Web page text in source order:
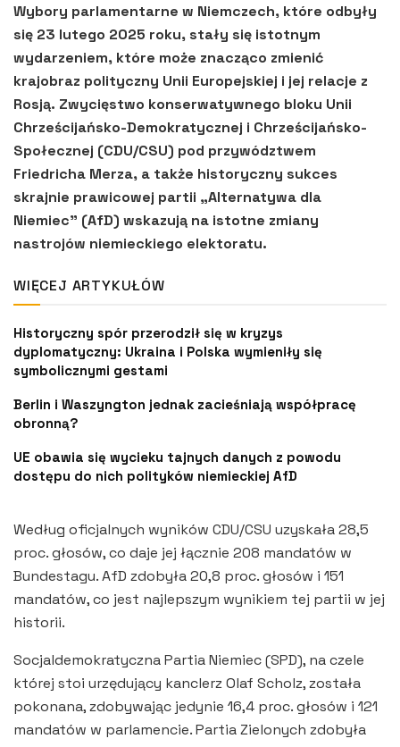
Wybory parlamentarne w Niemczech, które odbyły
się 23 lutego 2025 roku, stały się istotnym
wydarzeniem, które może znacząco zmienić
krajobraz polityczny Unii Europejskiej i jej relacje z
Rosją. Zwycięstwo konserwatywnego bloku Unii
Chrześcijańsko-Demokratycznej i Chrześcijańsko-
Społecznej (CDU/CSU) pod przywództwem
Friedricha Merza, a także historyczny sukces
skrajnie prawicowej partii „Alternatywa dla
Niemiec” (AfD) wskazują na istotne zmiany
nastrojów niemieckiego elektoratu.
WIĘCEJ ARTYKUŁÓW
Historyczny spór przerodził się w kryzys
dyplomatyczny: Ukraina i Polska wymieniły się
symbolicznymi gestami
Berlin i Waszyngton jednak zacieśniają współpracę
obronną?
UE obawia się wycieku tajnych danych z powodu
dostępu do nich polityków niemieckiej AfD
Według oficjalnych wyników CDU/CSU uzyskała 28,5
proc. głosów, co daje jej łącznie 208 mandatów w
Bundestagu. AfD zdobyła 20,8 proc. głosów i 151
mandatów, co jest najlepszym wynikiem tej partii w jej
historii.
Socjaldemokratyczna Partia Niemiec (SPD), na czele
której stoi urzędujący kanclerz Olaf Scholz, została
pokonana, zdobywając jedynie 16,4 proc. głosów i 121
mandatów w parlamencie. Partia Zielonych zdobyła